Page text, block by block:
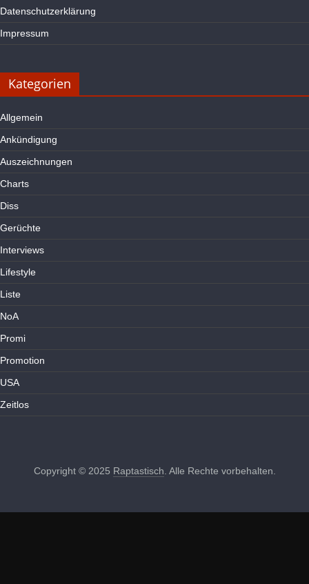
Datenschutzerklärung
Impressum
Kategorien
Allgemein
Ankündigung
Auszeichnungen
Charts
Diss
Gerüchte
Interviews
Lifestyle
Liste
NoA
Promi
Promotion
USA
Zeitlos
Copyright © 2025 Raptastisch . Alle Rechte vorbehalten.